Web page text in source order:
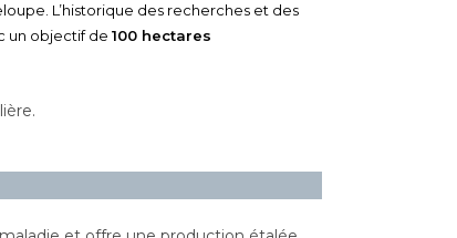
L’historique des recherches et des
un objectif de 100 hectares